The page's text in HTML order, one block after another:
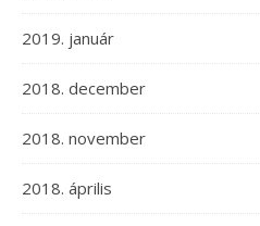
2019. január
2018. december
2018. november
2018. április